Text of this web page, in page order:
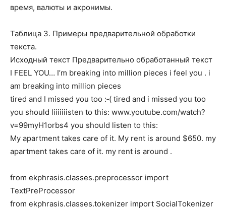
время, валюты и акронимы.
Таблица 3. Примеры предварительной обработки
текста.
Исходный текст Предварительно обработанный текст
I FEEL YOU… I’m breaking into million pieces i feel you . i
am breaking into million pieces
tired and I missed you too :‑( tired and i missed you too
you should liiiiiiisten to this: www.youtube.com/watch?
v=99myH1orbs4 you should listen to this:
My apartment takes care of it. My rent is around $650. my
apartment takes care of it. my rent is around .
from ekphrasis.classes.preprocessor import
TextPreProcessor
from ekphrasis.classes.tokenizer import SocialTokenizer